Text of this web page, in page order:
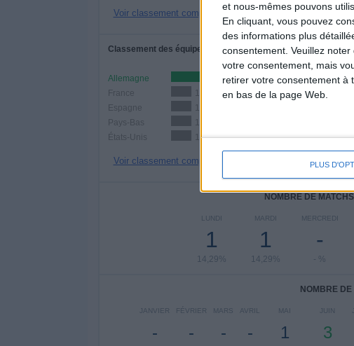
et nous-mêmes pouvons
En cliquant, vous pouvez
des informations plus
consentement. Veuillez
votre consentement, mais
retirer votre consentement à
en bas de la page Web.
PLUS
Voir classement complet
Classement des équipes par nombre de matchs à domicile
Allemagne
3 (42,86%)
France
1 (14,29%)
Espagne
Pays-Bas
États-Unis
1 (14,29%)
Voir classement complet
NOMBRE DE
LUNDI
1
14,29%
MARDI
1
14,29%
MERCREDI
-
- %
NOMBRE
JANVIER
-
FÉVRIER
-
MARS
-
AVRIL
-
MAI
1
JUIN
3